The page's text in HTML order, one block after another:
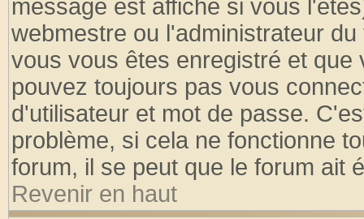
message est affiché si vous
webmestre ou l'administrateur
vous vous êtes enregistré et
pouvez toujours pas vous
d'utilisateur et mot de passe.
problème, si cela ne fonctionne
forum, il se peut que le forum ait
Revenir en haut